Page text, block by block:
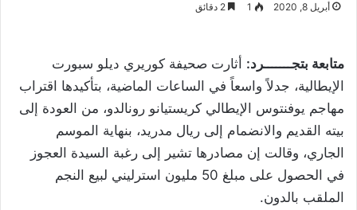
أبريل 8, 2020 1
متابعة بتجـــــــرد: أثارت صحيفة كوريري ديلو سبورت
الإيطالية، جدلاً واسعاً في الساعات الماضية، بتأكيدها اقتراب
مهاجم يوفنتوس الإيطالي كريستيانو رونالدو، من العودة إلى
بيته القديم والانضمام إلى ريال مدريد، بنهاية الموسم
الجاري، وقالت إن مصادرها تشير إلى رغبة السيدة العجوز
في الحصول على مبلغ 50 مليون استرليني لبيع النجم
الملقب بالدون.